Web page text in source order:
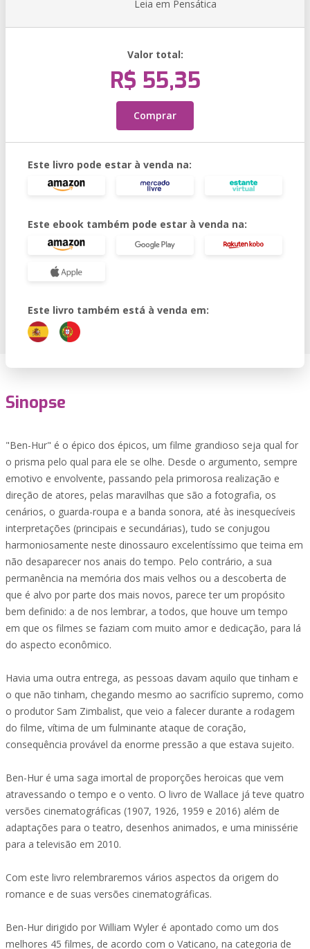
Leia em Pensática
Valor total:
R$ 55,35
Comprar
Este livro pode estar à venda na:
Este ebook também pode estar à venda na:
Este livro também está à venda em:
Sinopse
"Ben-Hur" é o épico dos épicos, um filme grandioso seja qual for
o prisma pelo qual para ele se olhe. Desde o argumento, sempre
emotivo e envolvente, passando pela primorosa realização e
direção de atores, pelas maravilhas que são a fotografia, os
cenários, o guarda-roupa e a banda sonora, até às inesquecíveis
interpretações (principais e secundárias), tudo se conjugou
harmoniosamente neste dinossauro excelentíssimo que teima em
não desaparecer nos anais do tempo. Pelo contrário, a sua
permanência na memória dos mais velhos ou a descoberta de
que é alvo por parte dos mais novos, parece ter um propósito
bem definido: a de nos lembrar, a todos, que houve um tempo
em que os filmes se faziam com muito amor e dedicação, para lá
do aspecto econômico.
Havia uma outra entrega, as pessoas davam aquilo que tinham e
o que não tinham, chegando mesmo ao sacrifício supremo, como
o produtor Sam Zimbalist, que veio a falecer durante a rodagem
do filme, vítima de um fulminante ataque de coração,
consequência provável da enorme pressão a que estava sujeito.
Ben-Hur é uma saga imortal de proporções heroicas que vem
atravessando o tempo e o vento. O livro de Wallace já teve quatro
versões cinematográficas (1907, 1926, 1959 e 2016) além de
adaptações para o teatro, desenhos animados, e uma minissérie
para a televisão em 2010.
Com este livro relembraremos vários aspectos da origem do
romance e de suas versões cinematográficas.
Ben-Hur dirigido por William Wyler é apontado como um dos
melhores 45 filmes, de acordo com o Vaticano, na categoria de